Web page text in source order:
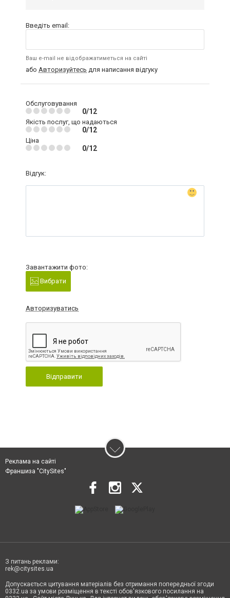
Введіть email:
Ваш e-mail не відображатиметься на сайті
або Авторизуйтесь для написання відгуку
Обслуговування
0/12
Якість послуг, що надаються
0/12
Ціна
0/12
Відгук:
Завантажити фото:
Вибрати
Авторизуватись
Відправити
Реклама на сайті
Франшиза "CitySites"
З питань реклами:
rek@citysites.ua
Допускається цитування матеріалів без отримання попередньої згоди
0332.ua за умови розміщення в тексті обов'язкового посилання на